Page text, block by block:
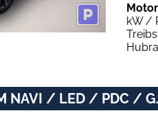
kW /
NAVI / LED / PDC /